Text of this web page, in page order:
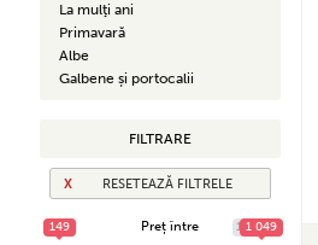
La mulţi ani
Primavară
Albe
Galbene și portocalii
FILTRARE
RESETEAZĂ FILTRELE
Preț între
149 1 049
149 1 049